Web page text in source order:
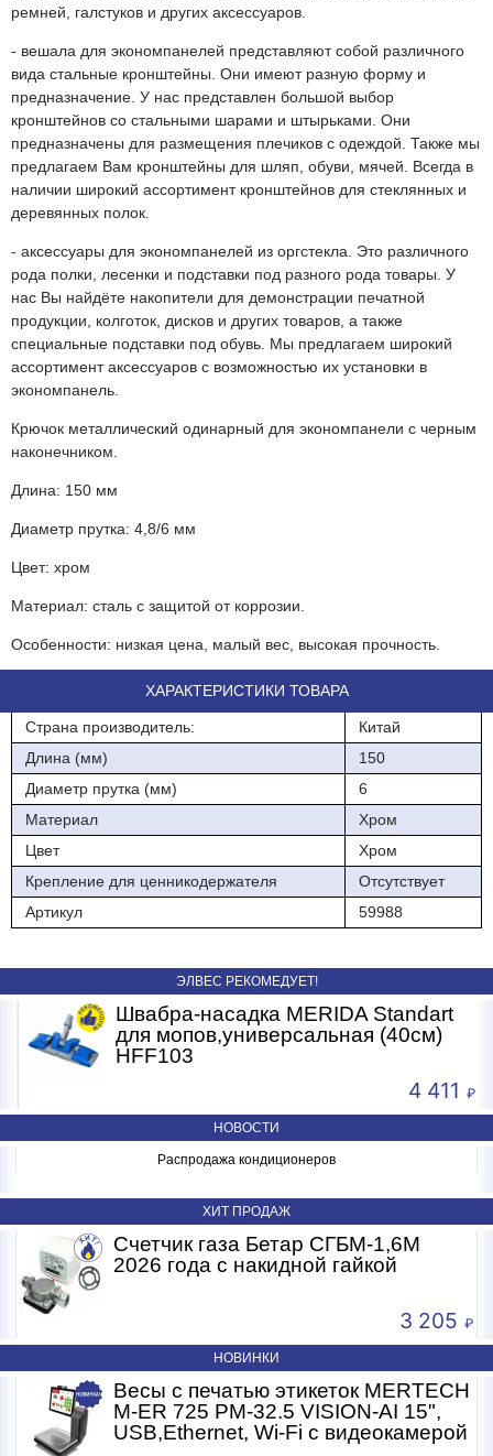
НОВОСТИ
Распродажа кондиционеров
ЭЛВЕС РЕКОМЕДУЕТ!
Швабра-насадка MERIDA Standart
для мопов,универсальная (40см)
HFF103
4 411
ХИТ ПРОДАЖ
Счетчик газа Бетар СГБМ-1,6М
2026 года с накидной гайкой
3 205
НОВИНКИ
Весы с печатью этикеток MERTECH
M-ER 725 PM-32.5 VISION-AI 15",
USB,Ethernet, Wi-Fi с видеокамерой
ремней, галстуков и других аксессуаров.
- вешала для экономпанелей представляют собой различного
вида стальные кронштейны. Они имеют разную форму и
предназначение. У нас представлен большой выбор
кронштейнов со стальными шарами и штырьками. Они
предназначены для размещения плечиков с одеждой. Также мы
предлагаем Вам кронштейны для шляп, обуви, мячей. Всегда в
наличии широкий ассортимент кронштейнов для стеклянных и
деревянных полок.
- аксессуары для экономпанелей из оргстекла. Это различного
рода полки, лесенки и подставки под разного рода товары. У
нас Вы найдёте накопители для демонстрации печатной
продукции, колготок, дисков и других товаров, а также
специальные подставки под обувь. Мы предлагаем широкий
ассортимент аксессуаров с возможностью их установки в
экономпанель.
Крючок металлический одинарный для экономпанели с черным
наконечником.
Длина: 150 мм
Диаметр прутка: 4,8/6 мм
Цвет: хром
Материал: сталь с защитой от коррозии.
Особенности: низкая цена, малый вес, высокая прочность.
ХАРАКТЕРИСТИКИ ТОВАРА
Страна производитель:
Китай
Длина (мм)
150
Диаметр прутка (мм)
6
Материал
Хром
Цвет
Хром
Крепление для ценникодержателя
Отсутствует
Артикул
59988